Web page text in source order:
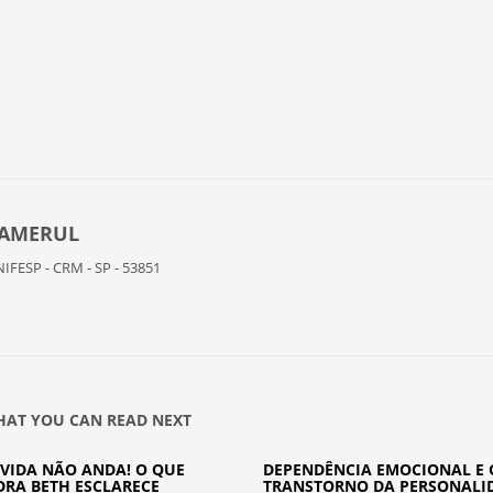
- CRM - SP - 53851
YOU CAN READ NEXT
NÃO ANDA! O QUE
BETH ESCLARECE
DEPENDÊNCIA EMOCIONAL E
TRANSTORNO DA